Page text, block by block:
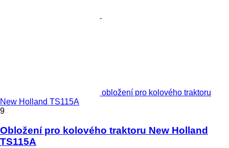
obložení pro kolového traktoru
New Holland TS115A
9
Obložení pro kolového traktoru New Holland
TS115A